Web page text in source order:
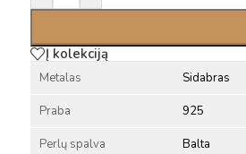
Į kolekciją
Metalas Sidabras
Praba 925
Perlų spalva Balta